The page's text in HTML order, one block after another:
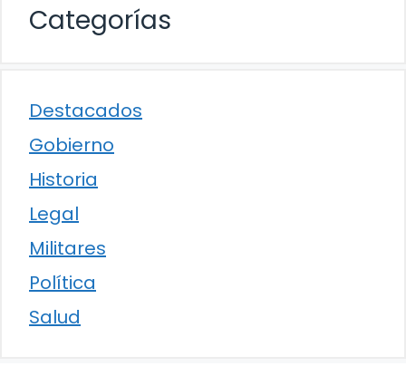
Categorías
Destacados
Gobierno
Historia
Legal
Militares
Política
Salud